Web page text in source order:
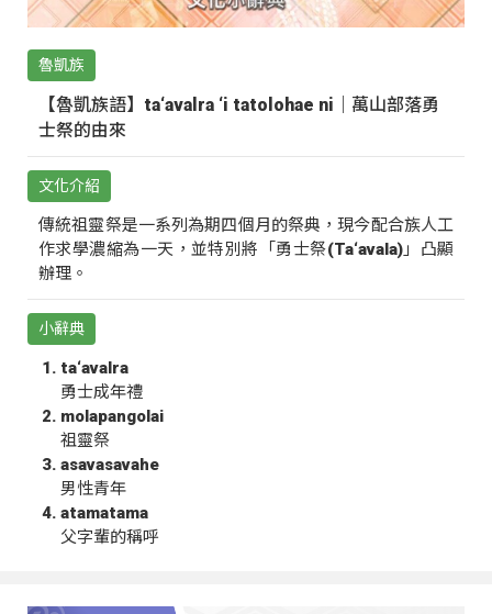
魯凱族
【魯凱族語】ta‘avalra ‘i tatolohae ni｜萬山部落勇
士祭的由來
文化介紹
傳統祖靈祭是一系列為期四個月的祭典，現今配合族人工
作求學濃縮為一天，並特別將「勇士祭(Ta‘avala)」凸顯
辦理。
小辭典
ta‘avalra
勇士成年禮
molapangolai
祖靈祭
asavasavahe
男性青年
atamatama
父字輩的稱呼